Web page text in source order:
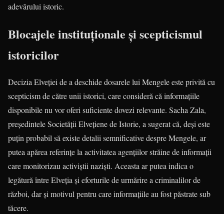
adevărului istoric.
Blocajele instituționale și scepticismul
istoricilor
Decizia Elveției de a deschide dosarele lui Mengele este privită cu
scepticism de către unii istorici, care consideră că informațiile
disponibile nu vor oferi suficiente dovezi relevante. Sacha Zala,
președintele Societății Elvețiene de Istorie, a sugerat că, deși este
puțin probabil să existe detalii semnificative despre Mengele, ar
putea apărea referințe la activitatea agențiilor străine de informații
care monitorizau activiștii naziști. Aceasta ar putea indica o
legătură între Elveția și eforturile de urmărire a criminalilor de
război, dar și motivul pentru care informațiile au fost păstrate sub
tăcere.